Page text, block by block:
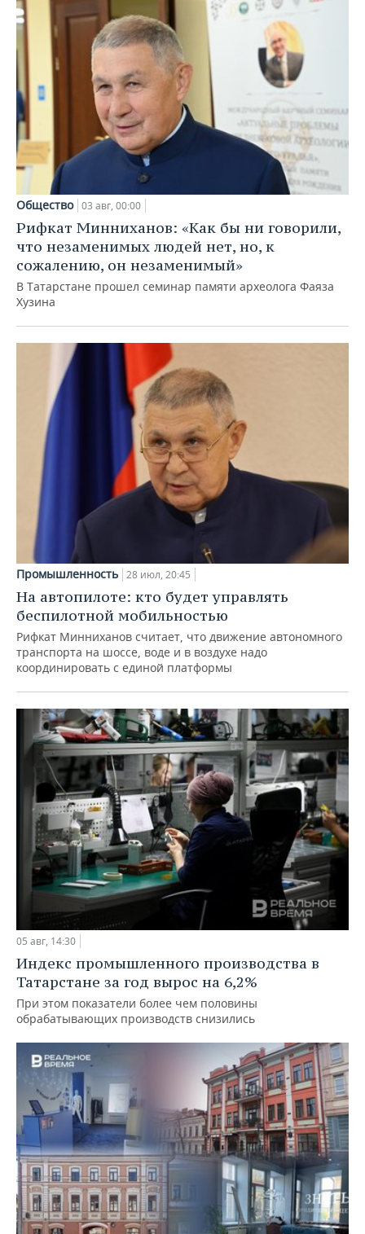
Общество 03 авг, 00:00
Рифкат Минниханов: «Как бы ни говорили,
что незаменимых людей нет, но, к
сожалению, он незаменимый»
В Татарстане прошел семинар памяти археолога Фаяза
Хузина
Промышленность 28 июл, 20:45
На автопилоте: кто будет управлять
беспилотной мобильностью
Рифкат Минниханов считает, что движение автономного
транспорта на шоссе, воде и в воздухе надо
координировать с единой платформы
05 авг, 14:30
Индекс промышленного производства в
Татарстане за год вырос на 6,2%
При этом показатели более чем половины
обрабатывающих производств снизились